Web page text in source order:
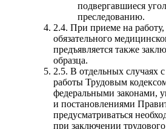
подвергавшиеся
преследованию.
2.4. При приеме на
обязательного
предъявляется также
образца.
2.5. В отдельных случаях
работы Трудовым
федеральными законами,
и постановлениями
предусматриваться
при заключении